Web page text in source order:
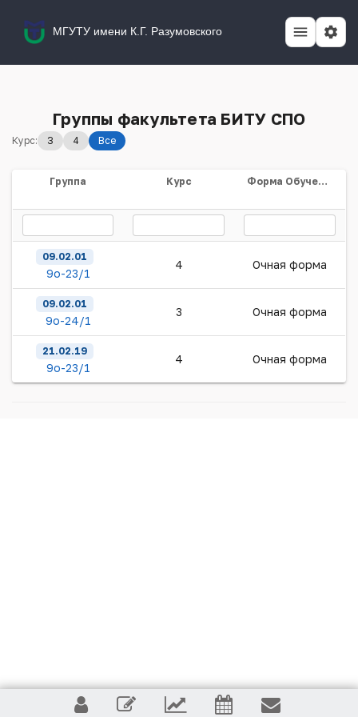
МГУТУ имени К.Г. Разумовского
Группы факультета БИТУ СПО
Курс: 3 4 Все
Группа Курс Форма Обучения
09.02.01
9о-23/1
4 Очная форма
09.02.01
9о-24/1
3 Очная форма
21.02.19
9о-23/1
4 Очная форма